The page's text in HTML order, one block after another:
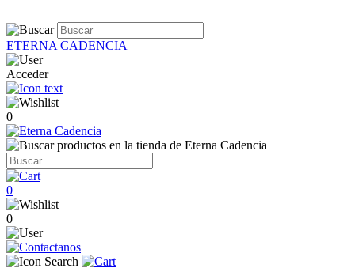
ETERNA CADENCIA
Acceder
0
0
0